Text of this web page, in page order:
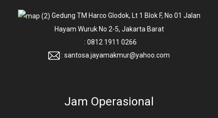
Gedung TM Harco Glodok, Lt 1 Blok F, No 01 Jalan
Hayam Wuruk No 2-5, Jakarta Barat
: 0812 1911 0266
: santosa.jayamakmur@yahoo.com
Jam Operasional